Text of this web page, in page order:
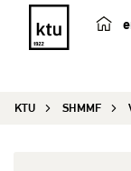
KTU SHMMF